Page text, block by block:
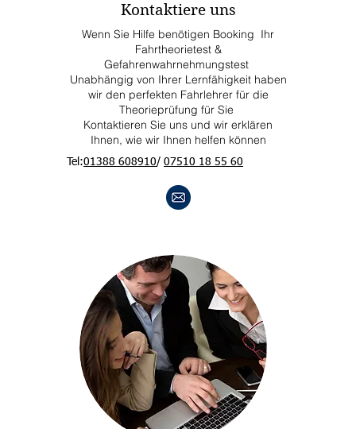
Kontaktiere uns
Wenn Sie Hilfe benötigen Booking Ihr
Fahrtheorietest &
Gefahrenwahrnehmungstest
Unabhängig von Ihrer Lernfähigkeit haben
wir den perfekten Fahrlehrer für die
Theorieprüfung für Sie
Kontaktieren Sie uns und wir erklären
Ihnen, wie wir Ihnen helfen können
Tel:01388 608910/ 07510 18 55 60